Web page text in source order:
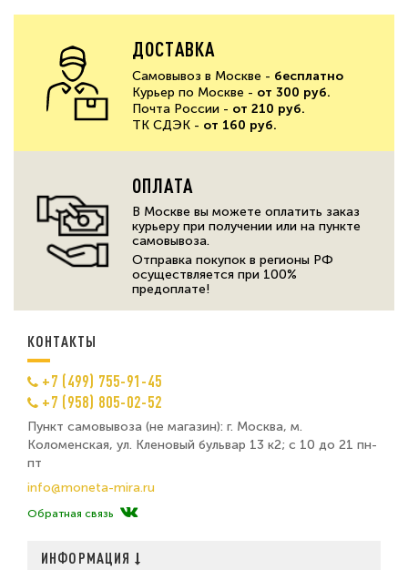
ДОСТАВКА
Самовывоз в Москве - бесплатно
Курьер по Москве - от 300 руб.
Почта России - от 210 руб.
ТК СДЭК - от 160 руб.
ОПЛАТА
В Москве вы можете оплатить заказ
курьеру при получении или на пункте
самовывоза.
Отправка покупок в регионы РФ
осуществляется при 100%
предоплате!
КОНТАКТЫ
+7 (499) 755-91-45
+7 (958) 805-02-52
Пункт самовывоза (не магазин): г. Москва, м.
Коломенская, ул. Кленовый бульвар 13 к2; с 10 до 21 пн-
пт
info@moneta-mira.ru
Обратная связь
ИНФОРМАЦИЯ